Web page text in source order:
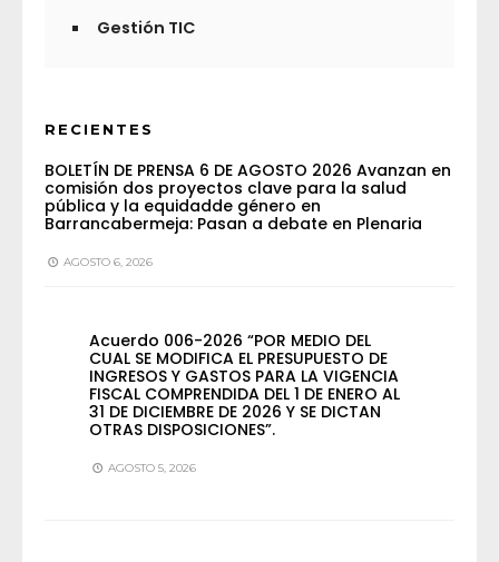
Gestión TIC
RECIENTES
BOLETÍN DE PRENSA 6 DE AGOSTO 2026 Avanzan en
comisión dos proyectos clave para la salud
pública y la equidadde género en
Barrancabermeja: Pasan a debate en Plenaria
AGOSTO 6, 2026
Acuerdo 006-2026 “POR MEDIO DEL
CUAL SE MODIFICA EL PRESUPUESTO DE
INGRESOS Y GASTOS PARA LA VIGENCIA
FISCAL COMPRENDIDA DEL 1 DE ENERO AL
31 DE DICIEMBRE DE 2026 Y SE DICTAN
OTRAS DISPOSICIONES”.
AGOSTO 5, 2026